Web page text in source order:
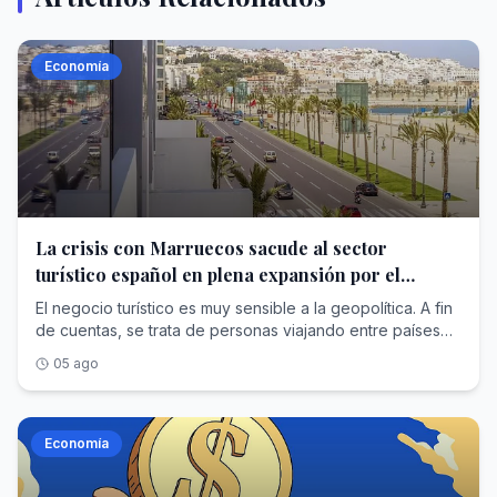
Economía
La crisis con Marruecos sacude al sector
turístico español en plena expansión por el
Mundial de 2030
El negocio turístico es muy sensible a la geopolítica. A fin
de cuentas, se trata de personas viajando entre países
adversas. En este contexto, algunas de las principales
cadenas hoteleras españolas, así como touroperadores y
agencias de viaje deberán estar atentas a la crisis que se
vive con Marruecos . Un destino que han establecido
como prioritario para ampliar sus negocios. En estos
momentos hay cierta confusión con respecto a lo que ha
05 ago
Economía